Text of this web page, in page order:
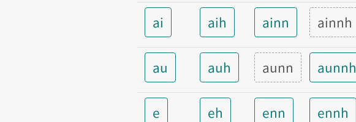
ai aih ainn ainnh
au auh aunn aunnh
e eh enn ennh